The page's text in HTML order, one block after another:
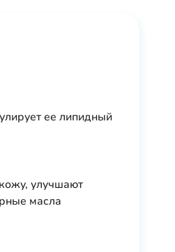
ее липидный
улучшают
масла